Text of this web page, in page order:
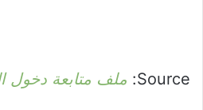
Source: ملف متابعة دخول